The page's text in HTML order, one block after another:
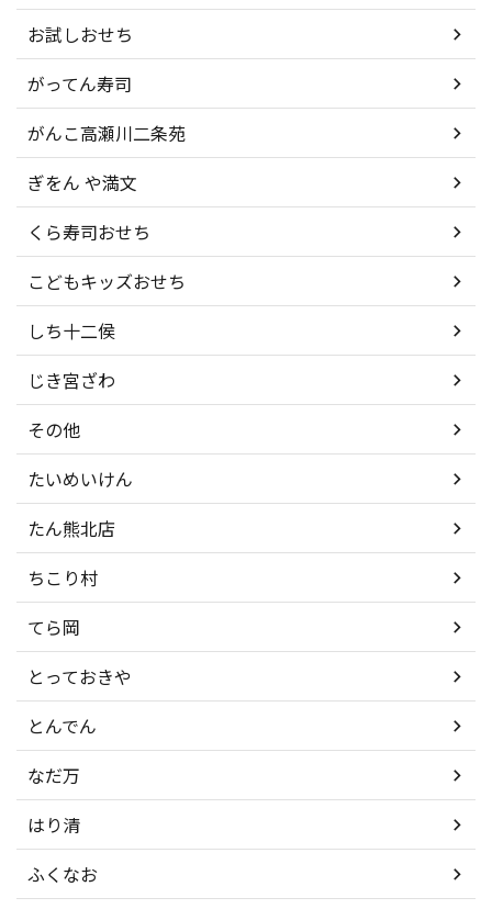
お試しおせち
がってん寿司
がんこ高瀬川二条苑
ぎをん や満文
くら寿司おせち
こどもキッズおせち
しち十二侯
じき宮ざわ
その他
たいめいけん
たん熊北店
ちこり村
てら岡
とっておきや
とんでん
なだ万
はり清
ふくなお